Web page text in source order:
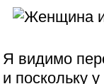
Я видимо
и поскольку